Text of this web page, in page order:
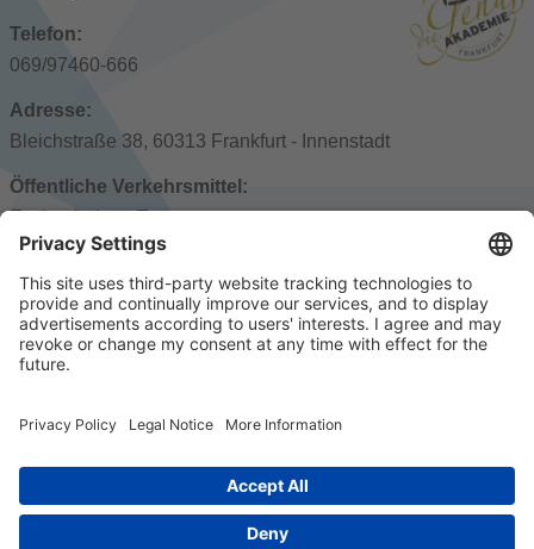
Telefon:
069/97460-666
Adresse:
Bleichstraße 38, 60313 Frankfurt - Innenstadt
Öffentliche Verkehrsmittel:
Eschenheimer Tor
0.19 km Parkhaus Konrad-Adenauer-Straße